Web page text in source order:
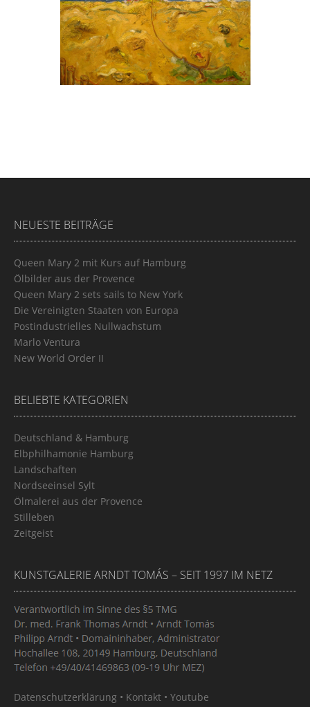
NEUESTE BEITRÄGE
Queen Mary 2 mit Kurs auf Hamburg
Ölbilder aus der Provence
Queen Mary 2 sets sails to New York
Die Vereinigten Staaten von Europa
Postindustrielles Nullwachstum
Marlo Ventura
New World Order II
BELIEBTE KATEGORIEN
Deutschland & Hamburg
Elbphilhamonie Hamburg
Landschaften
Nordseeinsel Sylt
Ölmalerei aus der Provence
Stilleben
Zeitgeist
KUNSTGALERIE ARNDT TOMÁS – SEIT 1997 IM NETZ
Datenschutzerklärung • Kontakt • Youtube